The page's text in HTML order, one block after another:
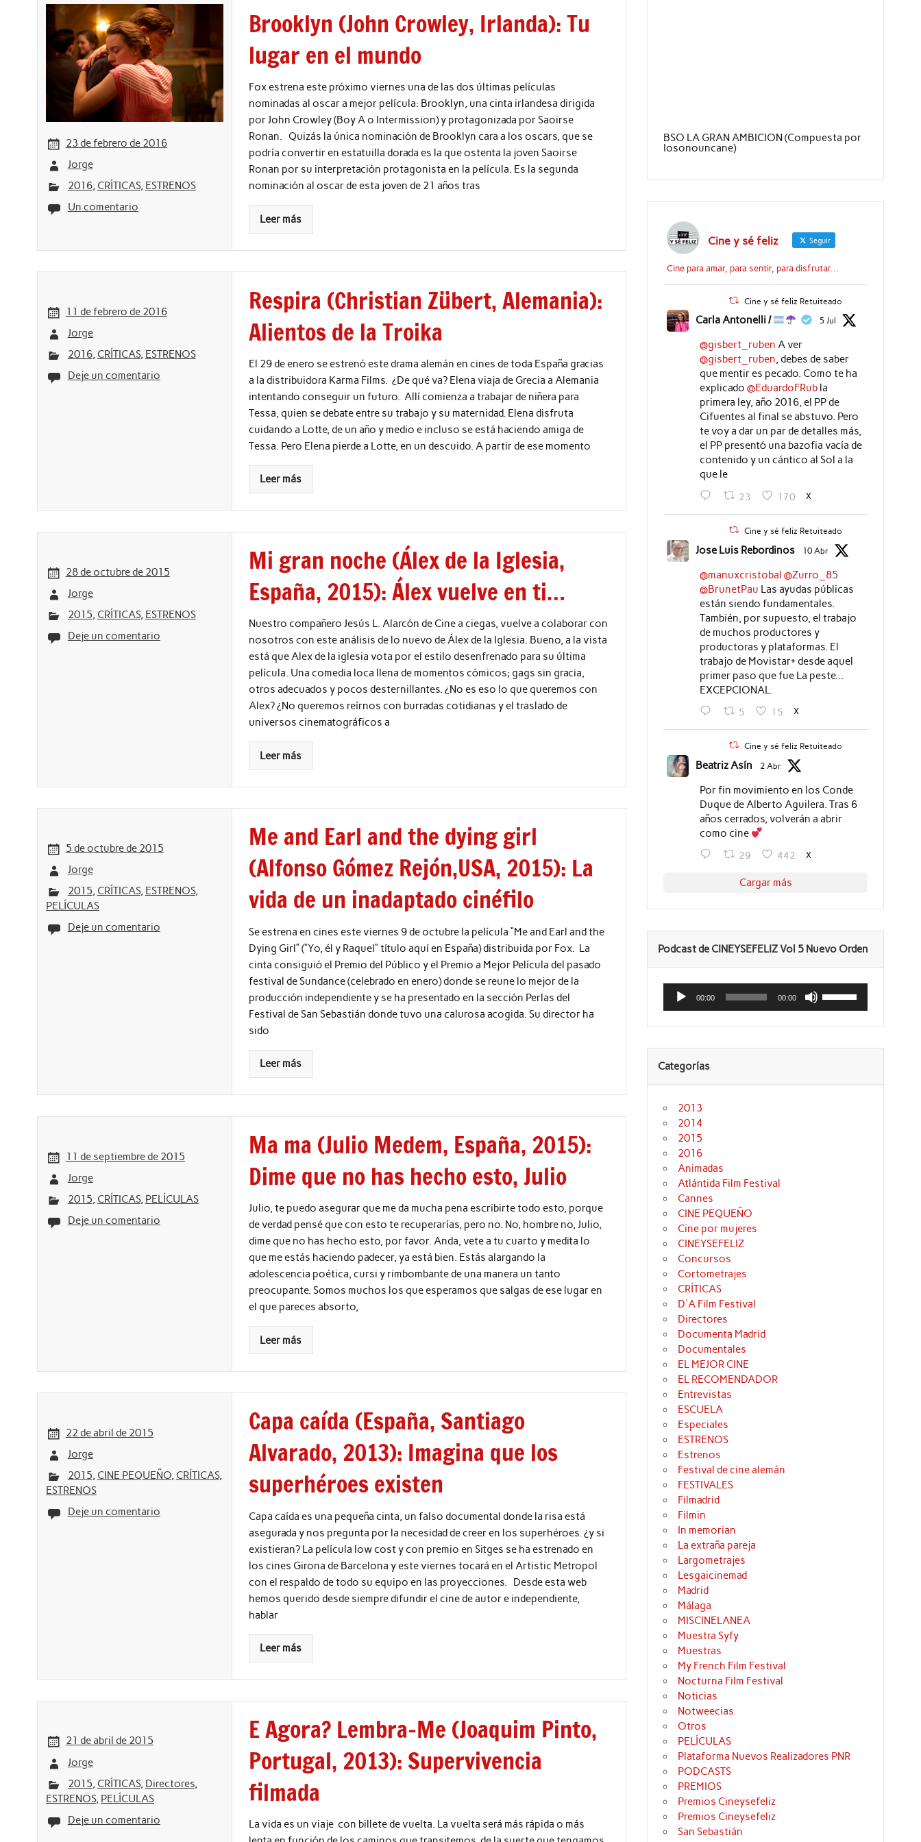
23 de febrero de 2016
Jorge
2016, CRÍTICAS, ESTRENOS
Un comentario
Brooklyn (John Crowley, Irlanda): Tu
lugar en el mundo
Fox estrena este próximo viernes una de las dos últimas películas
nominadas al oscar a mejor película: Brooklyn, una cinta irlandesa dirigida
por John Crowley (Boy A o Intermission) y protagonizada por Saoirse
Ronan. Quizás la única nominación de Brooklyn cara a los oscars, que se
podría convertir en estatuilla dorada es la que ostenta la joven Saoirse
Ronan por su interpretación protagonista en la película. Es la segunda
nominación al oscar de esta joven de 21 años tras
Leer más
11 de febrero de 2016
Jorge
2016, CRÍTICAS, ESTRENOS
Deje un comentario
Respira (Christian Zübert, Alemania):
Alientos de la Troika
El 29 de enero se estrenó este drama alemán en cines de toda España gracias
a la distribuidora Karma Films. ¿De qué va? Elena viaja de Grecia a Alemania
intentando conseguir un futuro. Allí comienza a trabajar de niñera para
Tessa, quien se debate entre su trabajo y su maternidad. Elena disfruta
cuidando a Lotte, de un año y medio e incluso se está haciendo amiga de
Tessa. Pero Elena pierde a Lotte, en un descuido. A partir de ese momento
Leer más
28 de octubre de 2015
Jorge
2015, CRÍTICAS, ESTRENOS
Deje un comentario
Mi gran noche (Álex de la Iglesia,
España, 2015): Álex vuelve en ti…
Nuestro compañero Jesús L. Alarcón de Cine a ciegas, vuelve a colaborar con
nosotros con este análisis de lo nuevo de Álex de la Iglesia. Bueno, a la vista
está que Alex de la iglesia vota por el estilo desenfrenado para su última
película. Una comedia loca llena de momentos cómicos; gags sin gracia,
otros adecuados y pocos desternillantes. ¿No es eso lo que queremos con
Alex? ¿No queremos reírnos con burradas cotidianas y el traslado de
universos cinematográficos a
Leer más
5 de octubre de 2015
Jorge
2015, CRÍTICAS, ESTRENOS,
PELÍCULAS
Deje un comentario
Me and Earl and the dying girl
(Alfonso Gómez Rejón,USA, 2015): La
vida de un inadaptado cinéfilo
Se estrena en cines este viernes 9 de octubre la película “Me and Earl and the
Dying Girl” (“Yo, él y Raquel” título aquí en España) distribuida por Fox. La
cinta consiguió el Premio del Público y el Premio a Mejor Película del pasado
festival de Sundance (celebrado en enero) donde se reune lo mejor de la
producción independiente y se ha presentado en la sección Perlas del
Festival de San Sebastián donde tuvo una calurosa acogida. Su director ha
sido
Leer más
11 de septiembre de 2015
Jorge
2015, CRÍTICAS, PELÍCULAS
Deje un comentario
Ma ma (Julio Medem, España, 2015):
Dime que no has hecho esto, Julio
Julio, te puedo asegurar que me da mucha pena escribirte todo esto, porque
de verdad pensé que con esto te recuperarías, pero no. No, hombre no, Julio,
dime que no has hecho esto, por favor. Anda, vete a tu cuarto y medita lo
que me estás haciendo padecer, ya está bien. Estás alargando la
adolescencia poética, cursi y rimbombante de una manera un tanto
preocupante. Somos muchos los que esperamos que salgas de ese lugar en
el que pareces absorto,
Leer más
22 de abril de 2015
Jorge
2015, CINE PEQUEÑO, CRÍTICAS,
ESTRENOS
Deje un comentario
Capa caída (España, Santiago
Alvarado, 2013): Imagina que los
superhéroes existen
Capa caída es una pequeña cinta, un falso documental donde la risa está
asegurada y nos pregunta por la necesidad de creer en los superhéroes. ¿y si
existieran? La película low cost y con premio en Sitges se ha estrenado en
los cines Girona de Barcelona y este viernes tocará en el Artistic Metropol
con el respaldo de todo su equipo en las proyecciones. Desde esta web
hemos querido desde siempre difundir el cine de autor e independiente,
hablar
Leer más
21 de abril de 2015
Jorge
2015, CRÍTICAS, Directores,
ESTRENOS, PELÍCULAS
Deje un comentario
E Agora? Lembra-Me (Joaquim Pinto,
Portugal, 2013): Supervivencia
filmada
La vida es un viaje con billete de vuelta. La vuelta será más rápida o más
BSO LA GRAN AMBICION (Compuesta por
Iosonouncane)
Cine y sé feliz Seguir
Cine para amar, para sentir, para disfrutar...
Cine y sé feliz Retuiteado
Carla Antonelli / 5 Jul
@gisbert_ruben A ver
@gisbert_ruben, debes de saber
que mentir es pecado. Como te ha
explicado @EduardoFRubla
primera ley, año 2016, el PP de
Cifuentes al final se abstuvo. Pero
te voy a dar un par de detalles más,
el PP presentó una bazofia vacía de
contenido y un cántico al Sol a la
que le
23 170 X
Cine y sé feliz Retuiteado
Jose Luis Rebordinos 10 Abr
@manuxcristobal @Zurro_85
@BrunetPau Las ayudas públicas
están siendo fundamentales.
También, por supuesto, el trabajo
de muchos productores y
productoras y plataformas. El
trabajo de Movistar+ desde aquel
primer paso que fue La peste...
EXCEPCIONAL.
5 15 X
Cine y sé feliz Retuiteado
Beatriz Asín 2 Abr
Por fin movimiento en los Conde
Duque de Alberto Aguilera. Tras 6
años cerrados, volverán a abrir
como cine
29 442 X
Cargar más
Podcast de CINEYSEFELIZ Vol 5 Nuevo Orden
Reproductor
audio
00:00 00:00
las
teclas
flecha
para
Categorías
2013
2014
2015
2016
Animadas
Atlántida Film Festival
Cannes
CINE PEQUEÑO
Cine por mujeres
CINEYSEFELIZ
Concursos
Cortometrajes
CRÍTICAS
D'A Film Festival
Directores
Documenta Madrid
Documentales
EL MEJOR CINE
EL RECOMENDADOR
Entrevistas
ESCUELA
Especiales
ESTRENOS
Estrenos
Festival de cine alemán
FESTIVALES
Filmadrid
Filmin
In memorian
La extraña pareja
Largometrajes
Lesgaicinemad
Madrid
Málaga
MISCINELANEA
Muestra Syfy
Muestras
My French Film Festival
Nocturna Film Festival
Noticias
Notweecias
Otros
PELÍCULAS
Plataforma Nuevos Realizadores PNR
PODCASTS
PREMIOS
Premios Cineysefeliz
Premios Cineysefeliz
San Sebastián